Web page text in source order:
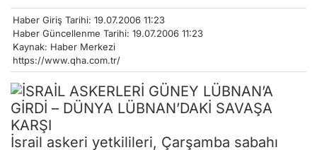
Haber Giriş Tarihi: 19.07.2006 11:23
Haber Güncellenme Tarihi: 19.07.2006 11:23
Kaynak: Haber Merkezi
https://www.qha.com.tr/
İsrail askeri yetkilileri, Çarşamba sabahı